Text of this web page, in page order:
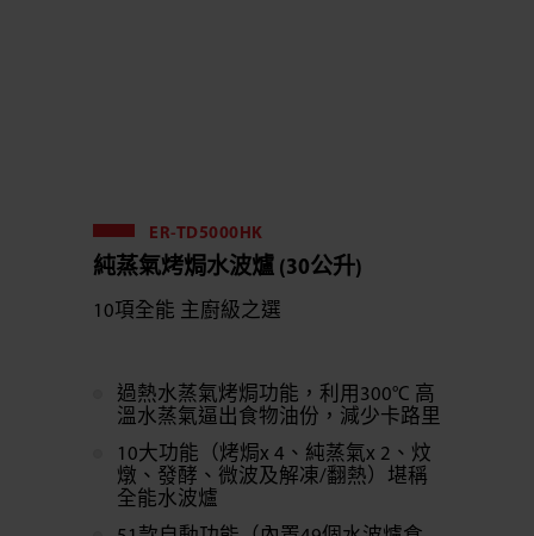
ER-TD5000HK
純蒸氣烤焗水波爐 (30公升)
10項全能 主廚級之選
過熱水蒸氣烤焗功能，利用300°C 高
溫水蒸氣逼出食物油份，減少卡路里
10大功能（烤焗x 4、純蒸氣x 2、炆
燉、發酵、微波及解凍/翻熱）堪稱
全能水波爐